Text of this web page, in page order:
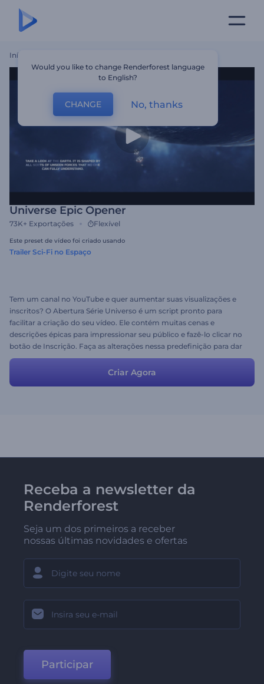
Início
Universe Epic Opener
73K+ Exportações Flexível
Este preset de vídeo foi criado usando
Trailer Sci-Fi no Espaço
Tem um canal no YouTube e quer aumentar suas visualizações e
inscritos? O Abertura Série Universo é um script pronto para
facilitar a criação do seu vídeo. Ele contém muitas cenas e
descrições épicas para impressionar seu público e fazê-lo clicar no
botão de Inscrição. Faça as alterações nessa predefinição para dar
um toque final.
Criar Agora
Receba a newsletter da
Renderforest
Seja um dos primeiros a receber
nossas últimas novidades e ofertas
Participar
Would you like to change Renderforest language
to English?
CHANGE No, thanks